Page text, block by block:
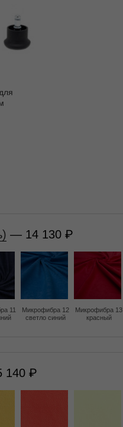
— 14 130
11
Микрофибра 12
светло синий
Микрофибра 13
красный
140